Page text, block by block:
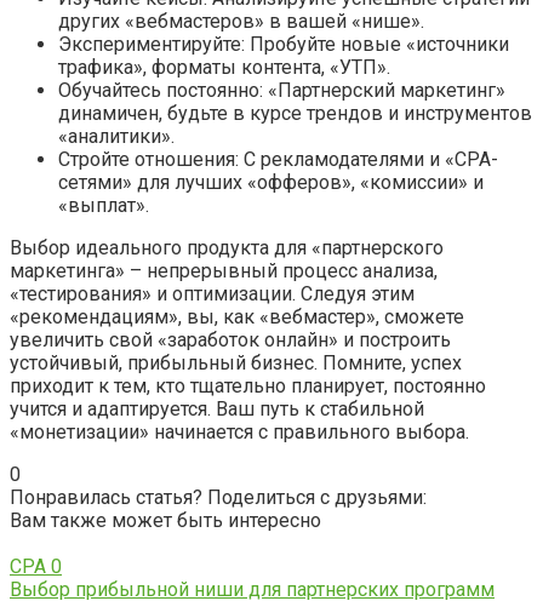
других «вебмастеров» в вашей «нише».
Экспериментируйте: Пробуйте новые «источники
трафика», форматы контента, «УТП».
Обучайтесь постоянно: «Партнерский маркетинг»
динамичен, будьте в курсе трендов и инструментов
«аналитики».
Стройте отношения: С рекламодателями и «CPA-
сетями» для лучших «офферов», «комиссии» и
«выплат».
Выбор идеального продукта для «партнерского
маркетинга» – непрерывный процесс анализа,
«тестирования» и оптимизации. Следуя этим
«рекомендациям», вы, как «вебмастер», сможете
увеличить свой «заработок онлайн» и построить
устойчивый, прибыльный бизнес. Помните, успех
приходит к тем, кто тщательно планирует, постоянно
учится и адаптируется. Ваш путь к стабильной
«монетизации» начинается с правильного выбора.
0
Понравилась статья? Поделиться с друзьями:
Вам также может быть интересно
CPA 0
Выбор прибыльной ниши для партнерских программ